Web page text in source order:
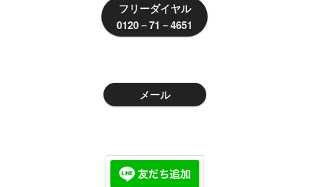
フリーダイヤル
0120－71－4651
メール